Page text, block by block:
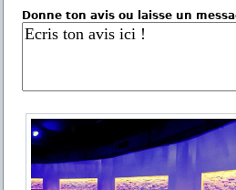
Donne ton avis ou laisse un